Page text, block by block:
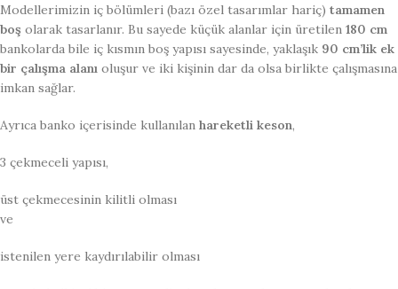
Modellerimizin iç bölümleri (bazı özel tasarımlar hariç) tamamen
boş olarak tasarlanır. Bu sayede küçük alanlar için üretilen 180 cm
bankolarda bile iç kısmın boş yapısı sayesinde, yaklaşık 90 cm’lik ek
bir çalışma alanı oluşur ve iki kişinin dar da olsa birlikte çalışmasına
imkan sağlar.
Ayrıca banko içerisinde kullanılan hareketli keson,
3 çekmeceli yapısı,
üst çekmecesinin kilitli olması
ve
istenilen yere kaydırılabilir olması